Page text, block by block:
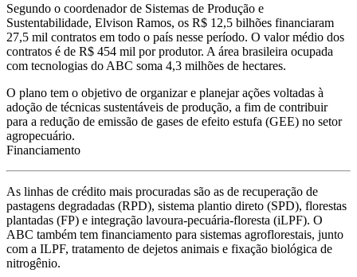
Segundo o coordenador de Sistemas de Produção e
Sustentabilidade, Elvison Ramos, os R$ 12,5 bilhões financiaram
27,5 mil contratos em todo o país nesse período. O valor médio dos
contratos é de R$ 454 mil por produtor. A área brasileira ocupada
com tecnologias do ABC soma 4,3 milhões de hectares.
O plano tem o objetivo de organizar e planejar ações voltadas à
adoção de técnicas sustentáveis de produção, a fim de contribuir
para a redução de emissão de gases de efeito estufa (GEE) no setor
agropecuário.
Financiamento
As linhas de crédito mais procuradas são as de recuperação de
pastagens degradadas (RPD), sistema plantio direto (SPD), florestas
plantadas (FP) e integração lavoura-pecuária-floresta (iLPF). O
ABC também tem financiamento para sistemas agroflorestais, junto
com a ILPF, tratamento de dejetos animais e fixação biológica de
nitrogênio.